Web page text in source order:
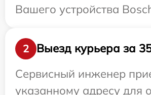
Вашего устройства
2
Выезд курьера за
Сервисный инженер
указанному адресу для